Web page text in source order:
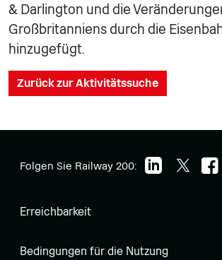
& Darlington und die
Großbritanniens durch die
hinzugefügt.
Zurück zur Aktivitätssuche
Folgen Sie Railway 200:
Erreichbarkeit
Bedingungen für die Nutzung